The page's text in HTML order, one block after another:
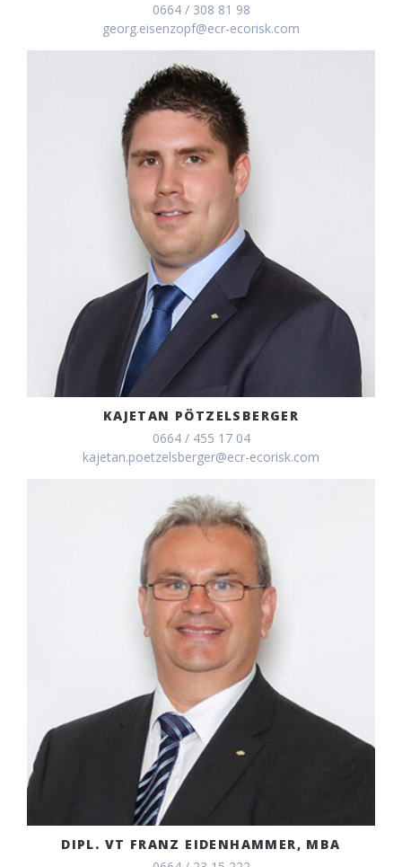
0664 / 308 81 98
georg.eisenzopf@ecr-ecorisk.com
KAJETAN PÖTZELSBERGER
0664 / 455 17 04
kajetan.poetzelsberger@ecr-ecorisk.com
DIPL. VT FRANZ EIDENHAMMER, MBA